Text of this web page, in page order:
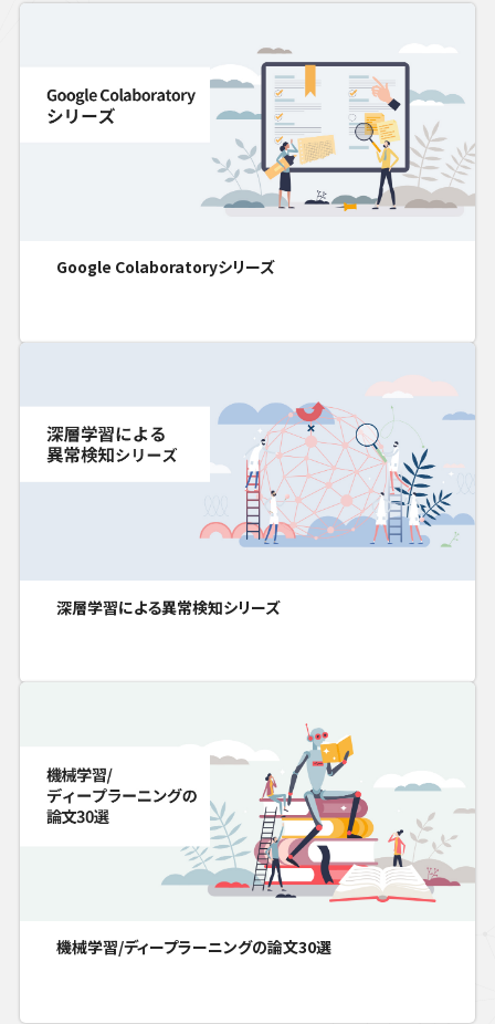
Google Colaboratoryシリーズ
深層学習による異常検知シリーズ
機械学習/ディープラーニングの論文30選